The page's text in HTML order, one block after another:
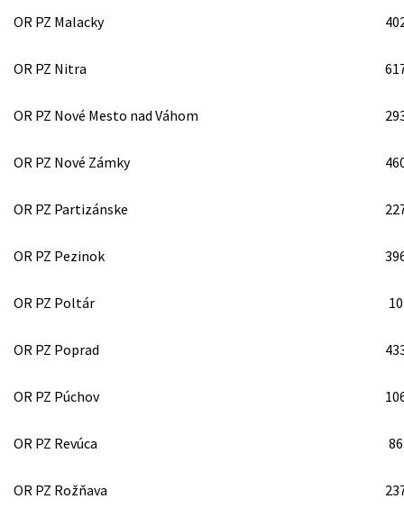
OR PZ Malacky
OR PZ Nitra
OR PZ Nové Mesto nad Váhom
OR PZ Nové Zámky
OR PZ Partizánske
OR PZ Pezinok
OR PZ Poltár 10
OR PZ Poprad
OR PZ Púchov
OR PZ Revúca 86
OR PZ Rožňava